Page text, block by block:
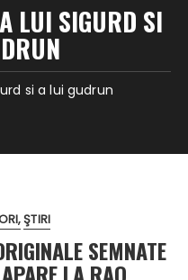
LUI SIGURD SI
si a lui gudrun
ŞTIRI
SEMNATE